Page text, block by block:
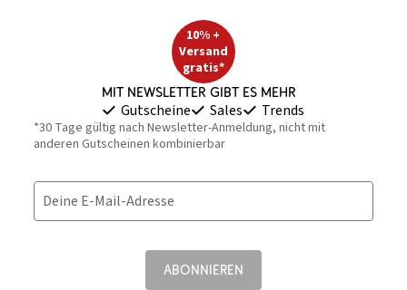
10% +
Versand
gratis*
Mit Newsletter gibt es mehr
Gutscheine Sales Trends
*30 Tage gültig nach Newsletter-Anmeldung, nicht mit
anderen Gutscheinen kombinierbar
Deine E-Mail-Adresse
ABONNIEREN